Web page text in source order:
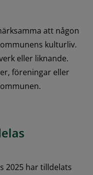
att någon
kulturliv.
eller liknande.
föreningar eller
2025 har tilldelats